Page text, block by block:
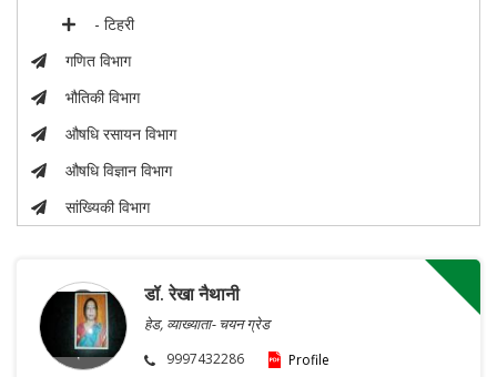
- टिहरी
गणित विभाग
भौतिकी विभाग
औषधि रसायन विभाग
औषधि विज्ञान विभाग
सांख्यिकी विभाग
डॉ. रेखा नैथानी
हेड, व्याख्याता- चयन ग्रेड
9997432286
Profile